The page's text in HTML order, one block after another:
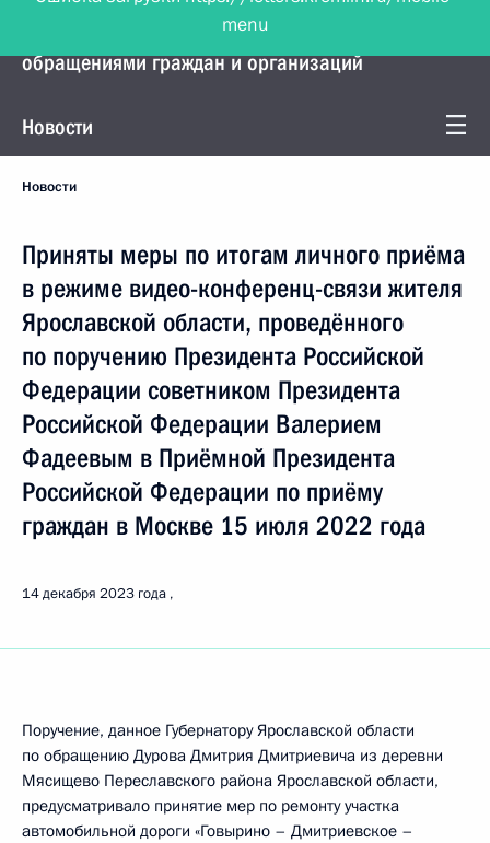
Управление Президента по работе с
обращениями граждан и организаций
Новости
Новости
Приняты меры по итогам личного приёма
в режиме видео-конференц-связи жителя
Ярославской области, проведённого
по поручению Президента Российской
Федерации советником Президента
Российской Федерации Валерием
Фадеевым в Приёмной Президента
Российской Федерации по приёму
граждан в Москве 15 июля 2022 года
14 декабря 2023 года
Поручение, данное Губернатору Ярославской области
по обращению Дурова Дмитрия Дмитриевича из деревни
Мясищево Переславского района Ярославской области,
предусматривало принятие мер по ремонту участка
автомобильной дороги «Говырино – Дмитриевское –
menu